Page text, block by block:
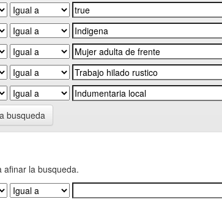
busqueda
afinar la busqueda.